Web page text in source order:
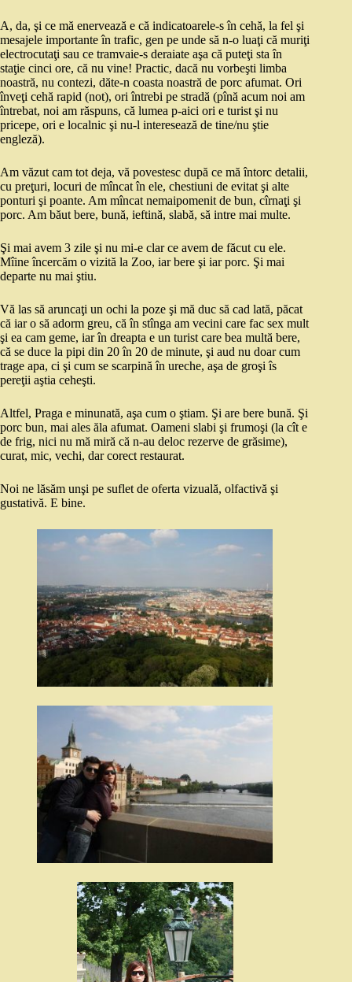
A, da, şi ce mă enervează e că indicatoarele-s în cehă, la fel şi
mesajele importante în trafic, gen pe unde să n-o luaţi că muriţi
electrocutaţi sau ce tramvaie-s deraiate aşa că puteţi sta în
staţie cinci ore, că nu vine! Practic, dacă nu vorbeşti limba
noastră, nu contezi, dăte-n coasta noastră de porc afumat. Ori
înveţi cehă rapid (not), ori întrebi pe stradă (pînă acum noi am
întrebat, noi am răspuns, că lumea p-aici ori e turist şi nu
pricepe, ori e localnic şi nu-l interesează de tine/nu ştie
engleză).
Am văzut cam tot deja, vă povestesc după ce mă întorc detalii,
cu preţuri, locuri de mîncat în ele, chestiuni de evitat şi alte
ponturi şi poante. Am mîncat nemaipomenit de bun, cîrnaţi şi
porc. Am băut bere, bună, ieftină, slabă, să intre mai multe.
Şi mai avem 3 zile şi nu mi-e clar ce avem de făcut cu ele.
Mîine încercăm o vizită la Zoo, iar bere şi iar porc. Şi mai
departe nu mai ştiu.
Vă las să aruncaţi un ochi la poze şi mă duc să cad lată, păcat
că iar o să adorm greu, că în stînga am vecini care fac sex mult
şi ea cam geme, iar în dreapta e un turist care bea multă bere,
că se duce la pipi din 20 în 20 de minute, şi aud nu doar cum
trage apa, ci şi cum se scarpină în ureche, aşa de groşi îs
pereţii aştia ceheşti.
Altfel, Praga e minunată, aşa cum o ştiam. Şi are bere bună. Şi
porc bun, mai ales ăla afumat. Oameni slabi şi frumoşi (la cît e
de frig, nici nu mă miră că n-au deloc rezerve de grăsime),
curat, mic, vechi, dar corect restaurat.
Noi ne lăsăm unşi pe suflet de oferta vizuală, olfactivă şi
gustativă. E bine.